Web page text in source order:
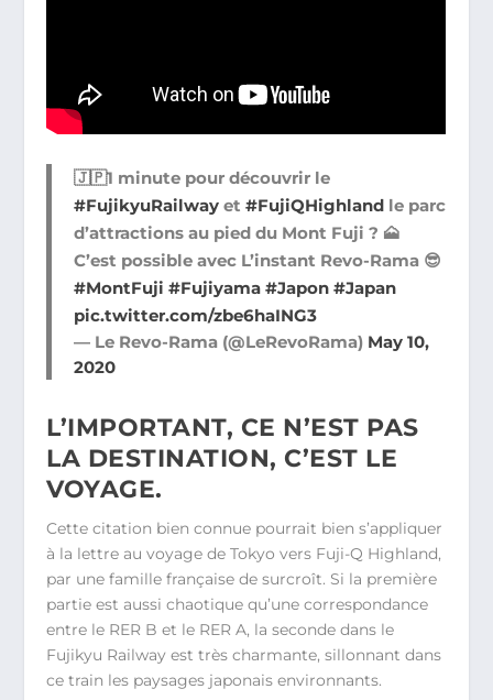
🇯🇵1 minute pour découvrir le
#FujikyuRailway et#FujiQHighland le parc
d’attractions au pied du Mont Fuji ? 🗻
C’est possible avec L’instant Revo-Rama 😎
#MontFuji #Fujiyama #Japon #Japan
pic.twitter.com/zbe6haING3
— Le Revo-Rama (@LeRevoRama) May 10,
2020
L’IMPORTANT, CE N’EST PAS
LA DESTINATION, C’EST LE
VOYAGE.
Cette citation bien connue pourrait bien s’appliquer
à la lettre au voyage de Tokyo vers Fuji-Q Highland,
par une famille française de surcroît. Si la première
partie est aussi chaotique qu’une correspondance
entre le RER B et le RER A, la seconde dans le
Fujikyu Railway est très charmante, sillonnant dans
ce train les paysages japonais environnants.